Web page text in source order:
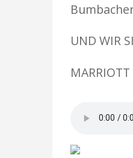
UND WIR